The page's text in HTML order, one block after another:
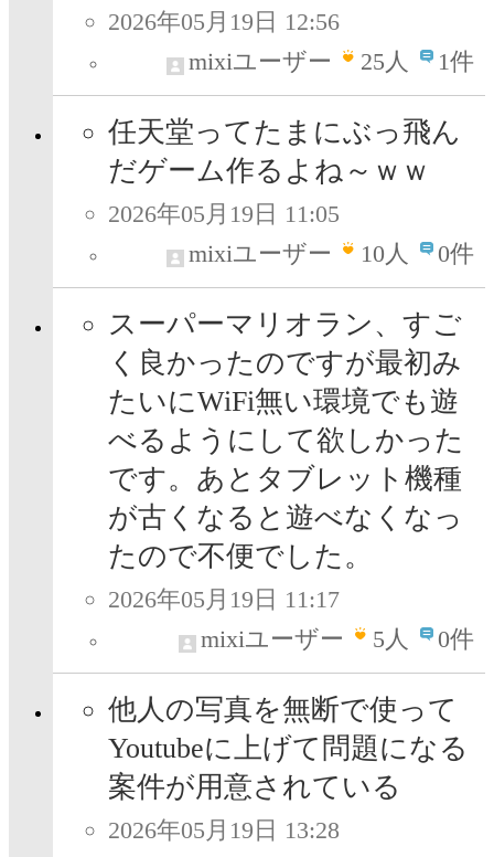
2026年05月19日 12:56
mixiユーザー
25人 1件
任天堂ってたまにぶっ飛ん
だゲーム作るよね～ｗｗ
2026年05月19日 11:05
mixiユーザー
10人 0件
スーパーマリオラン、すご
く良かったのですが最初み
たいにWiFi無い環境でも遊
べるようにして欲しかった
です。あとタブレット機種
が古くなると遊べなくなっ
たので不便でした。
2026年05月19日 11:17
mixiユーザー
5人 0件
他人の写真を無断で使って
Youtubeに上げて問題になる
案件が用意されている
2026年05月19日 13:28